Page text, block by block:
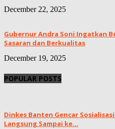
December 22, 2025
Gubernur Andra Soni Ingatkan
Sasaran dan Berkualitas
December 19, 2025
POPULAR POSTS
Dinkes Banten Gencar
Langsung Sampai ke...